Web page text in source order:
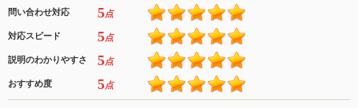
問い合わせ対応 5点
対応スピード 5点
説明のわかりやすさ 5点
おすすめ度 5点